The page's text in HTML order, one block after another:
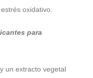
oxidativo.
para
un extracto vegetal